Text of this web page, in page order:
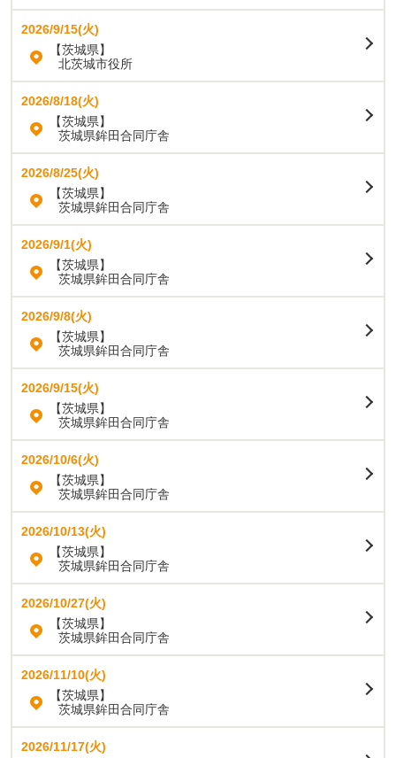
2026/9/15(火)
【茨城県】
北茨城市役所
2026/8/18(火)
【茨城県】
茨城県鉾田合同庁舎
2026/8/25(火)
【茨城県】
茨城県鉾田合同庁舎
2026/9/1(火)
【茨城県】
茨城県鉾田合同庁舎
2026/9/8(火)
【茨城県】
茨城県鉾田合同庁舎
2026/9/15(火)
【茨城県】
茨城県鉾田合同庁舎
2026/10/6(火)
【茨城県】
茨城県鉾田合同庁舎
2026/10/13(火)
【茨城県】
茨城県鉾田合同庁舎
2026/10/27(火)
【茨城県】
茨城県鉾田合同庁舎
2026/11/10(火)
【茨城県】
茨城県鉾田合同庁舎
2026/11/17(火)